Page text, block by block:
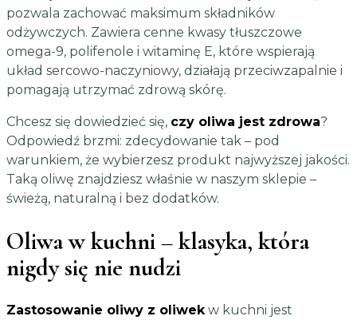
pozwala zachować maksimum składników
odżywczych. Zawiera cenne kwasy tłuszczowe
omega-9, polifenole i witaminę E, które wspierają
układ sercowo-naczyniowy, działają przeciwzapalnie i
pomagają utrzymać zdrową skórę.
Chcesz się dowiedzieć się, czy oliwa jest zdrowa?
Odpowiedź brzmi: zdecydowanie tak – pod
warunkiem, że wybierzesz produkt najwyższej jakości.
Taką oliwę znajdziesz właśnie w naszym sklepie –
świeżą, naturalną i bez dodatków.
Oliwa w kuchni – klasyka, która
nigdy się nie nudzi
Zastosowanie oliwy z oliwekw kuchni jest